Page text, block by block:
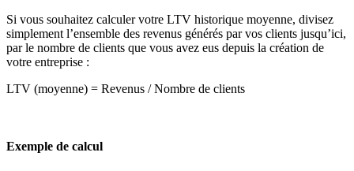
Si vous souhaitez calculer votre LTV historique moyenne, divisez
simplement l’ensemble des revenus générés par vos clients jusqu’ici,
par le nombre de clients que vous avez eus depuis la création de
votre entreprise :
LTV (moyenne) = Revenus / Nombre de clients
Exemple de calcul